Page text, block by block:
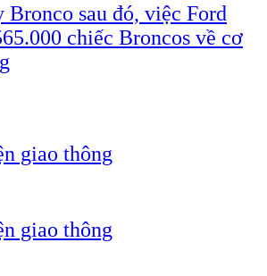
Bronco sau đó, việc Ford
chiếc Broncos về cơ
giao thông
giao thông